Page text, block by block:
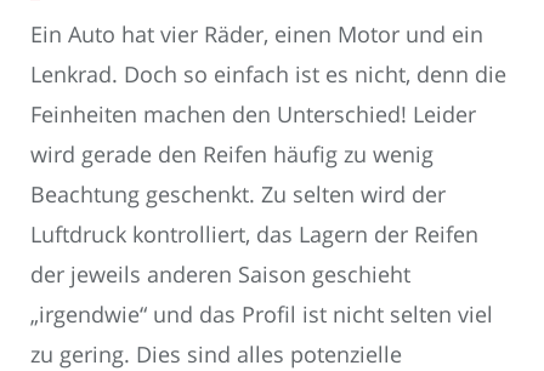
Ein Auto hat vier Räder, einen Motor und ein
Lenkrad. Doch so einfach ist es nicht, denn die
Feinheiten machen den Unterschied! Leider
wird gerade den Reifen häufig zu wenig
Beachtung geschenkt. Zu selten wird der
Luftdruck kontrolliert, das Lagern der Reifen
der jeweils anderen Saison geschieht
„irgendwie“ und das Profil ist nicht selten viel
zu gering. Dies sind alles potenzielle